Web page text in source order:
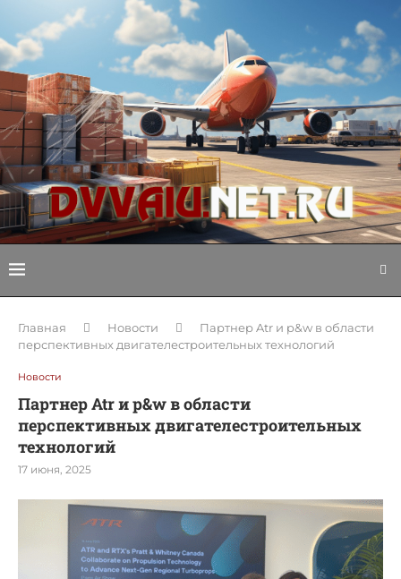
Главная Новости
Партнер Atr и p&w в области
перспективных двигателестроительных технологий
Новости
Партнер Atr и p&w в области
перспективных двигателестроительных
технологий
17 июня, 2025